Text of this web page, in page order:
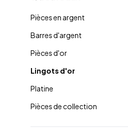
Pièces en argent
Barres d'argent
Pièces d'or
Lingots d'or
Platine
Pièces de collection